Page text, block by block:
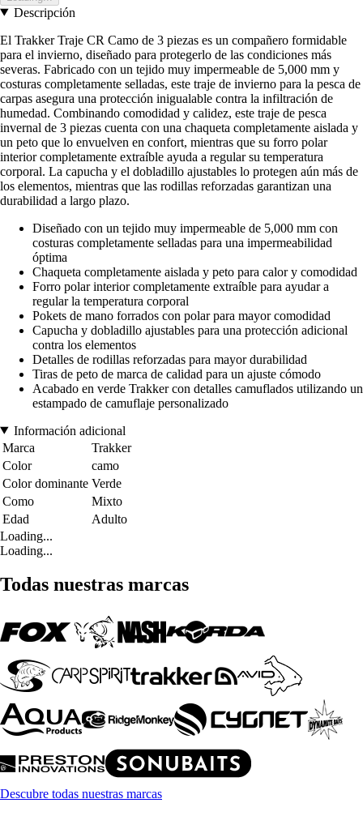
Descripción
El Trakker Traje CR Camo de 3 piezas es un compañero formidable
para el invierno, diseñado para protegerlo de las condiciones más
severas. Fabricado con un tejido muy impermeable de 5,000 mm y
costuras completamente selladas, este traje de invierno para la pesca de
carpas asegura una protección inigualable contra la infiltración de
humedad. Combinando comodidad y calidez, este traje de pesca
invernal de 3 piezas cuenta con una chaqueta completamente aislada y
un peto que lo envuelven en confort, mientras que su forro polar
interior completamente extraíble ayuda a regular su temperatura
corporal. La capucha y el dobladillo ajustables lo protegen aún más de
los elementos, mientras que las rodillas reforzadas garantizan una
durabilidad a largo plazo.
Diseñado con un tejido muy impermeable de 5,000 mm con
costuras completamente selladas para una impermeabilidad
óptima
Chaqueta completamente aislada y peto para calor y comodidad
Forro polar interior completamente extraíble para ayudar a
regular la temperatura corporal
Pokets de mano forrados con polar para mayor comodidad
Capucha y dobladillo ajustables para una protección adicional
contra los elementos
Detalles de rodillas reforzadas para mayor durabilidad
Tiras de peto de marca de calidad para un ajuste cómodo
Acabado en verde Trakker con detalles camuflados utilizando un
estampado de camuflaje personalizado
Información adicional
Marca
Trakker
Color
camo
Color dominante Verde
Como
Mixto
Edad
Adulto
Loading...
Loading...
Todas nuestras marcas
Descubre todas nuestras marcas